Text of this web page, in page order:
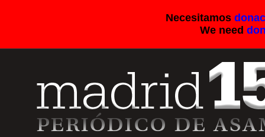
Necesitamos
We need